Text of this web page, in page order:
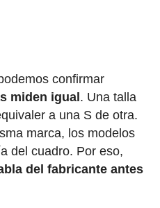
confirmar
miden igual . Una talla
a una S de otra.
marca, los modelos
del cuadro. Por eso,
del fabricante antes